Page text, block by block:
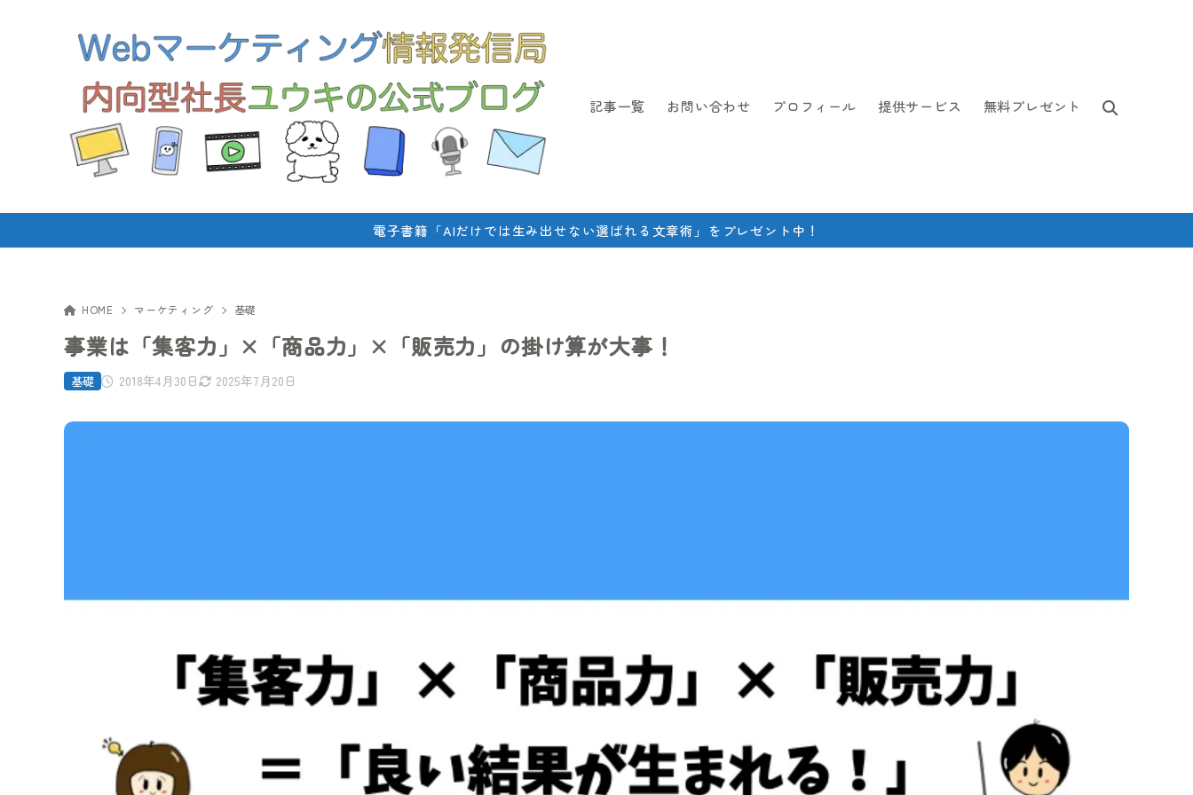
記事一覧 お問い合わせ プロフィール 提供サービス 無料プレゼント
電子書籍「AIだけでは生み出せない選ばれる文章術」をプレゼント中！
HOME マーケティング 基礎
事業は「集客力」×「商品力」×「販売力」の掛け算が大事！
2018年4月30日 2025年7月20日
基礎